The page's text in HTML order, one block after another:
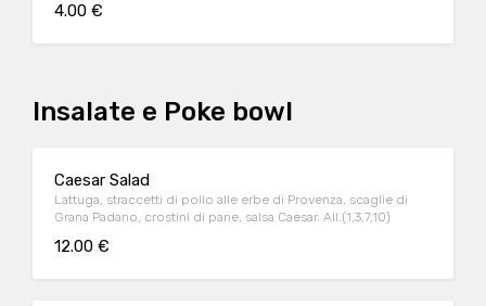
4.00 €
Insalate e Poke bowl
Caesar Salad
Lattuga, straccetti di pollo alle erbe di Provenza, scaglie di
Grana Padano, crostini di pane, salsa Caesar. All.(1,3,7,10)
12.00 €